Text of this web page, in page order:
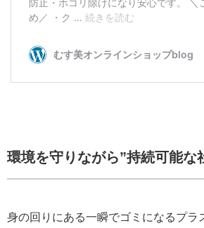
環境を守りながら”持続可能な
身の回りにある一瞬でゴミになるプラ